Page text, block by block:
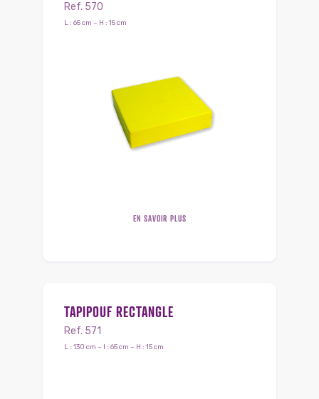
Ref. 570
L : 65 cm – H : 15 cm
EN SAVOIR PLUS
TAPIPOUF RECTANGLE
Ref. 571
L : 130 cm – l : 65 cm – H : 15 cm